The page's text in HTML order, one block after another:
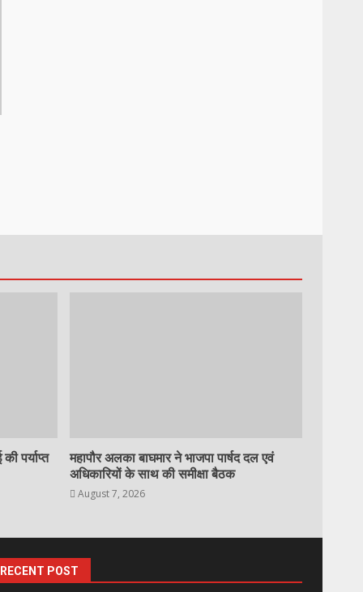
पर्याप्त
महापौर अलका बाघमार ने भाजपा पार्षद दल एवं
अधिकारियों के साथ की समीक्षा बैठक
August 7, 2026
RECENT POST